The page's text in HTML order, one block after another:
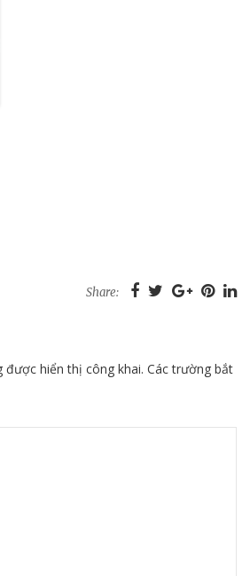
Share:
được hiển thị công khai. Các trường bắt